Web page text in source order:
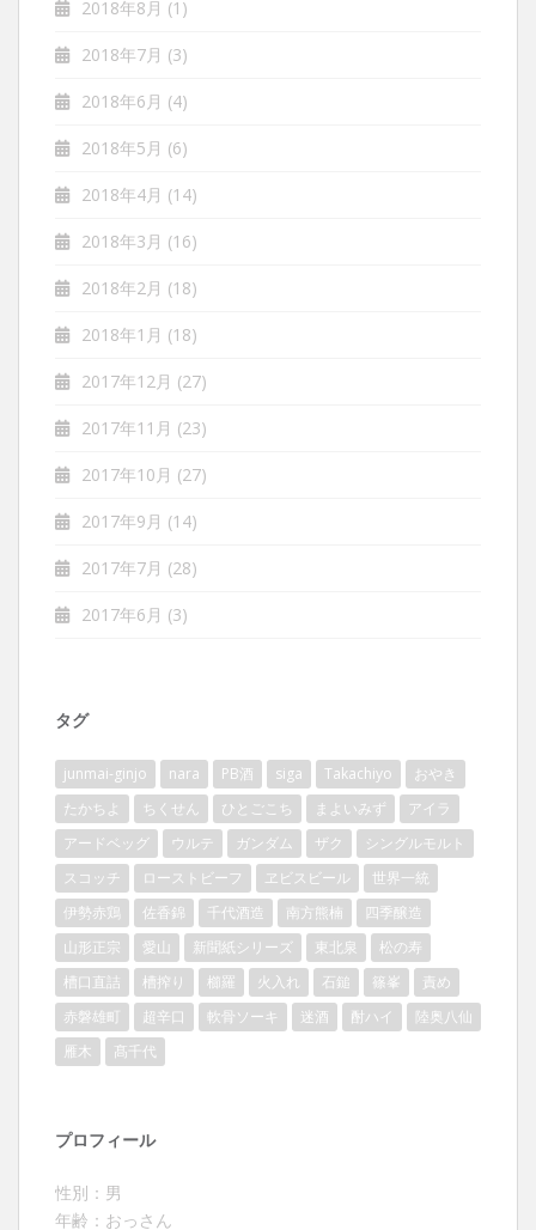
2018年8月 (1)
2018年7月 (3)
2018年6月 (4)
2018年5月 (6)
2018年4月 (14)
2018年3月 (16)
2018年2月 (18)
2018年1月 (18)
2017年12月 (27)
2017年11月 (23)
2017年10月 (27)
2017年9月 (14)
2017年7月 (28)
2017年6月 (3)
タグ
junmai-ginjo nara PB酒 siga Takachiyo
おやき
たかちよ
ちくせん ひとごこち まよいみず
アイラ
アードベッグ
ウルテ ガンダム ザク
シングルモルト
スコッチ
ローストビーフ ヱビスビール
世界一統
伊勢赤鶏
佐香錦 千代酒造 南方熊楠
四季醸造
山形正宗
愛山 新聞紙シリーズ 東北泉
松の寿
槽口直詰
槽搾り 櫛羅 火入れ 石鎚 篠峯
責め
赤磐雄町
超辛口 軟骨ソーキ 迷酒 酎ハイ
陸奥八仙
雁木
髙千代
プロフィール
性別：男
年齢：おっさん